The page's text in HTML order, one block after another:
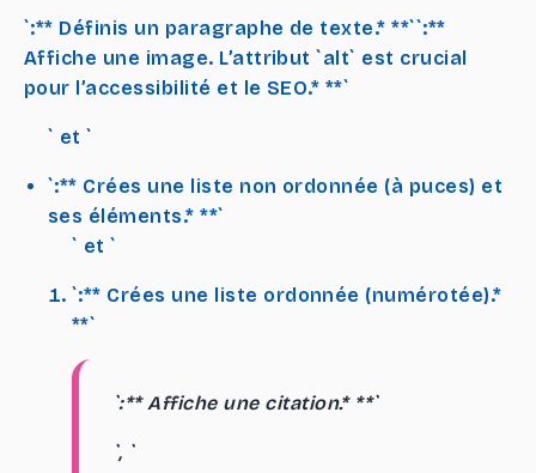
`:** Définis un paragraphe de texte.* **``:**
Affiche une image. L’attribut `alt` est crucial
pour l’accessibilité et le SEO.* **`
` et `
`:** Crées une liste non ordonnée (à puces) et
ses éléments.* **`
` et `
`:** Crées une liste ordonnée (numérotée).*
**`
`:** Affiche une citation.* **`
`, `